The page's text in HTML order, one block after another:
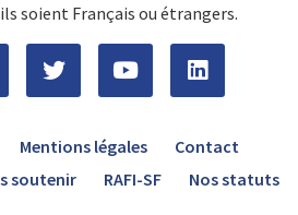
soient Français ou étrangers.
Mentions légales
Contact
soutenir RAFI-SF Nos statuts